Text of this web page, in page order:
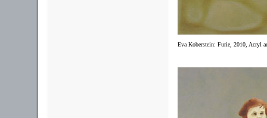
Eva Koberstein: Furie, 2010, Acryl